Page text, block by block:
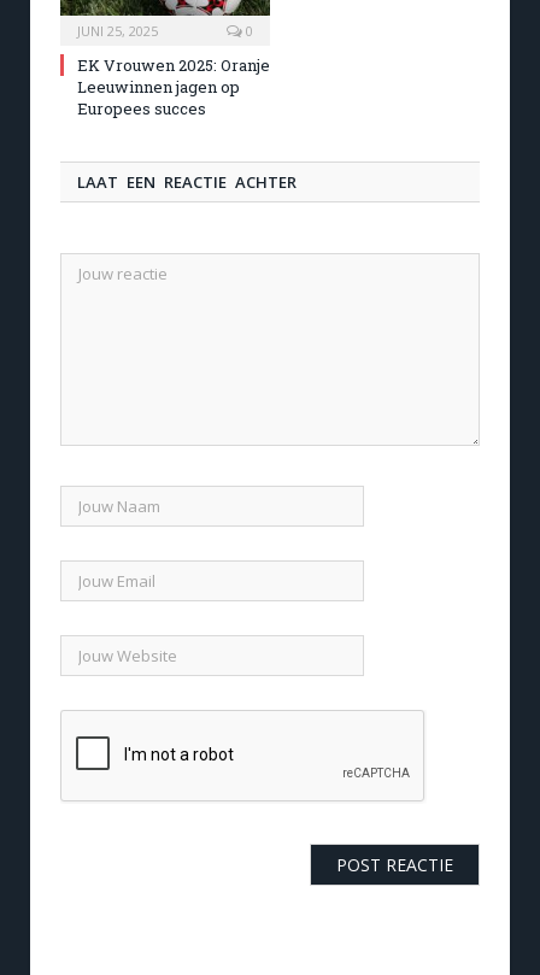
JUNI 25, 2025 0
EK Vrouwen 2025: Oranje
Leeuwinnen jagen op
Europees succes
LAAT EEN REACTIE ACHTER